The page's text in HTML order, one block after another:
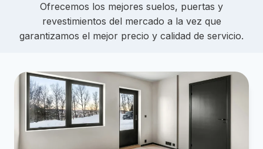
Ofrecemos los mejores suelos, puertas y
revestimientos del mercado a la vez que
garantizamos el mejor precio y calidad de servicio.